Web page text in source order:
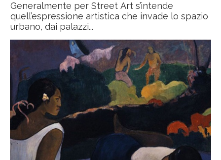
Generalmente per Street Art s’intende
quell’espressione artistica che invade lo spazio
urbano, dai palazzi...